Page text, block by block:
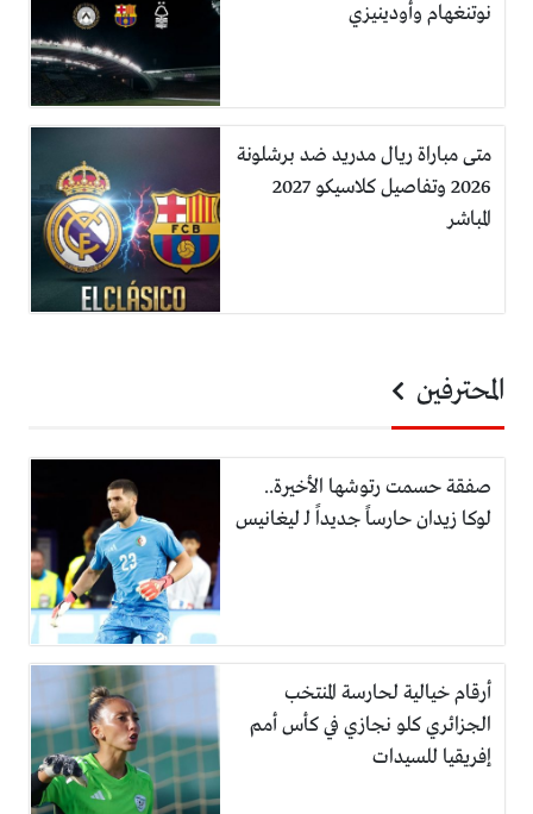
نوتنغهام وأودينيزي
متى مباراة ريال مدريد ضد برشلونة
2026 وتفاصيل كلاسيكو 2027
المباشر
المحترفين
صفقة حسمت رتوشها الأخيرة..
لوكا زيدان حارساً جديداً لـ ليغانيس
أرقام خيالية لحارسة المنتخب
الجزائري كلو نجازي في كأس أمم
إفريقيا للسيدات